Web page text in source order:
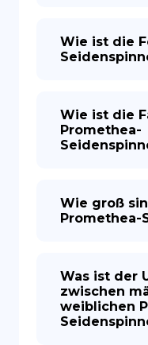
Wie ist die
Wie ist die
Promethea-
Wie groß
Promethea-
Was ist der
zwischen
weiblichen